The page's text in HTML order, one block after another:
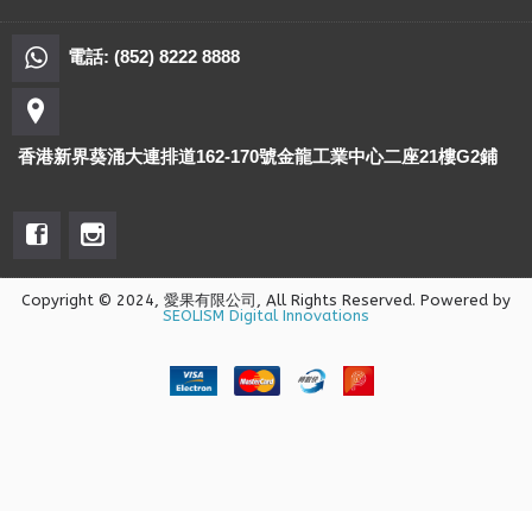
電話: (852) 8222 8888
香港新界葵涌大連排道162-170號金龍工業中心二座21樓G2鋪
Copyright © 2024, 愛果有限公司, All Rights Reserved. Powered by
SEOLISM Digital Innovations